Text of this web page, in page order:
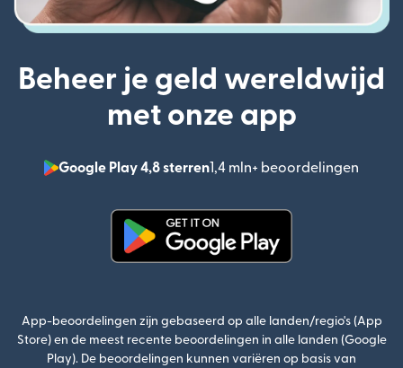
Beheer je geld wereldwijd
met onze app
Google Play 4,8 sterren1,4 mln+ beoordelingen
App-beoordelingen zijn gebaseerd op alle landen/regio's (App
Store) en de meest recente beoordelingen in alle landen (Google
Play). De beoordelingen kunnen variëren op basis van